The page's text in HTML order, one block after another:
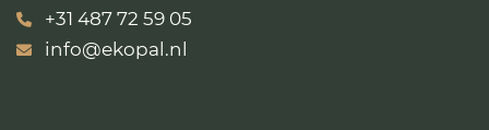
+31 487 72 59 05
info@ekopal.nl